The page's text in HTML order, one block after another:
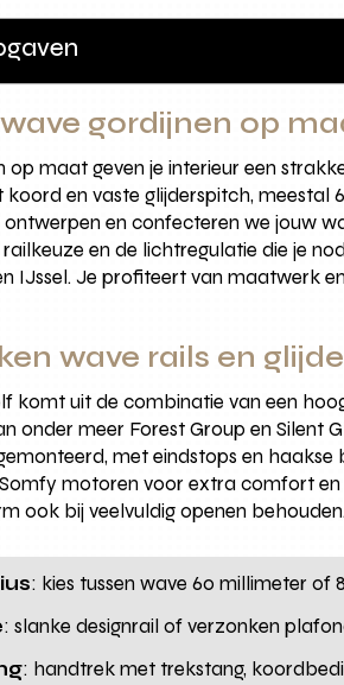
gordijnen op
op maat geven je interieur een
en vaste glijderspitch,
en confecteren we jouw
en de lichtregulatie die je
IJssel. Je profiteert van maatwerk
wave rails en
komt uit de combinatie van een
onder meer Forest Group en Silent
met eindstops en
motoren voor extra comfort
ook bij veelvuldig openen
: kies tussen wave 60 millimeter
: slanke designrail of verzonken
: handtrek met trekstang,